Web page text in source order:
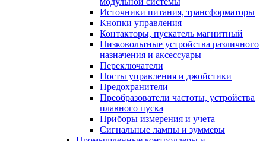
Источники питания, трансформаторы
Кнопки управления
Контакторы, пускатель магнитный
Низковольтные устройства различного
назначения и аксессуары
Переключатели
Посты управления и джойстики
Предохранители
Преобразователи частоты, устройства
плавного пуска
Приборы измерения и учета
Сигнальные лампы и зуммеры